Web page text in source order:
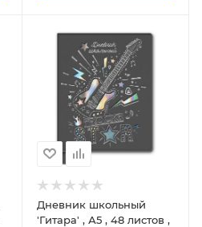
Дневник школьный
'Гитара' , А5 , 48 листов ,